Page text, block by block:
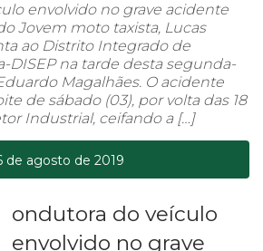
envolvido no grave acidente
Jovem moto taxista, Lucas
ao Distrito Integrado de
DISEP na tarde desta segunda-
Magalhães. O acidente
de sábado (03), por volta das 18
Industrial, ceifando a […]
de agosto de 2019
ondutora do veículo
envolvido no grave